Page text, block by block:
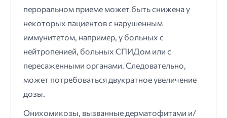
пероральном приеме может быть снижена у
некоторых пациентов с нарушенным
иммунитетом, например, у больных с
нейтропенией, больных СПИДом или с
пересаженными органами. Следовательно,
может потребоваться двукратное увеличение
дозы.
Онихомикозы, вызванные дерматофитами и/